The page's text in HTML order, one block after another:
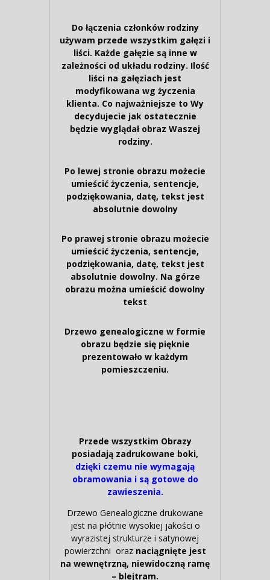
Do łączenia członków rodziny
używam przede wszystkim gałęzi i
liści. Każde gałęzie są inne w
zależności od układu rodziny. Ilość
liści na gałęziach jest
modyfikowana wg życzenia
klienta. Co najważniejsze to Wy
decydujecie jak ostatecznie
będzie wyglądał obraz Waszej
rodziny.
Po lewej stronie obrazu możecie
umieścić życzenia, sentencje,
podziękowania, datę, tekst jest
absolutnie dowolny
Po prawej stronie obrazu możecie
umieścić życzenia, sentencje,
podziękowania, datę, tekst jest
absolutnie dowolny. Na górze
obrazu można umieścić dowolny
tekst
Drzewo genealogiczne w formie
obrazu będzie się pięknie
prezentowało w każdym
pomieszczeniu.
Przede wszystkim Obrazy
posiadają zadrukowane boki,
dzięki czemu nie wymagają
obramowania i są gotowe do
zawieszenia.
Drzewo Genealogiczne drukowane
jest na płótnie wysokiej jakości o
wyrazistej strukturze i satynowej
powierzchni oraznaciągnięte jest
na wewnętrzną, niewidoczną ramę
– blejtram.